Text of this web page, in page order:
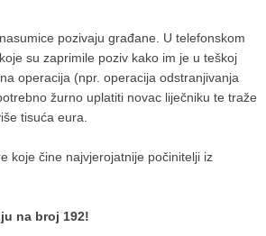
pozivaju građane. U telefonskom
su zaprimile poziv kako im je u teškoj
operacija (npr. operacija odstranjivanja
žurno uplatiti novac liječniku te traže
tisuća eura.
koje čine najvjerojatnije počinitelji iz
na broj 192!